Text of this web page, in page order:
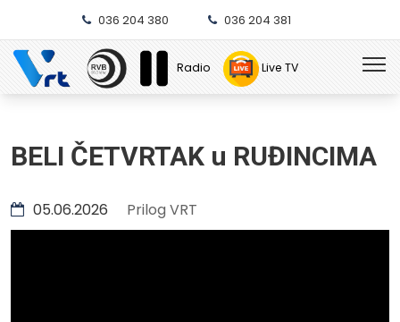
036 204 380 036 204 381
Radio Live TV
BELI ČETVRTAK u RUĐINCIMA
05.06.2026 Prilog VRT